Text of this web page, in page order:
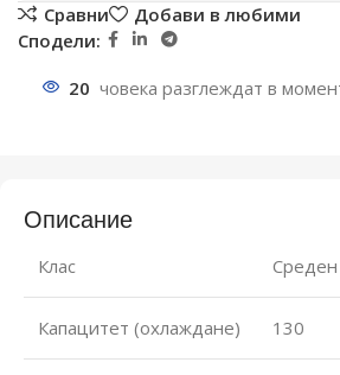
Сравни
Добави в любими
Сподели:
20 човека разглеждат в
Описание
Клас Среден
Капацитет (охлаждане) 130